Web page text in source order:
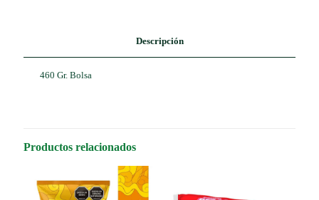
Descripción
460 Gr. Bolsa
Productos relacionados